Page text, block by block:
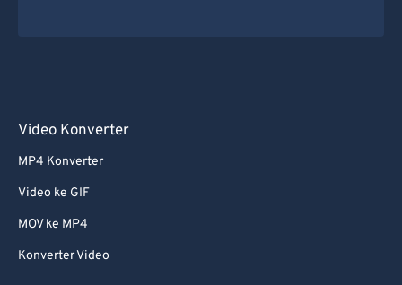
Video Konverter
MP4 Konverter
Video ke GIF
MOV ke MP4
Konverter Video